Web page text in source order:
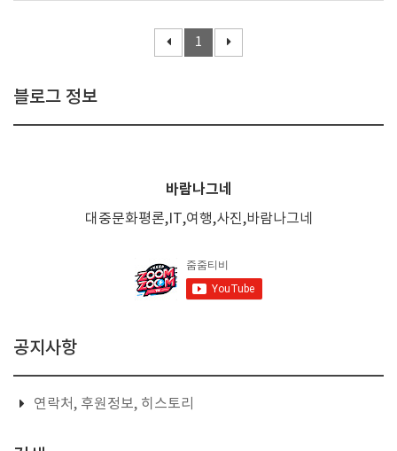
1
블로그 정보
바람나그네
대중문화평론,IT,여행,사진,바람나그네
공지사항
연락처, 후원정보, 히스토리